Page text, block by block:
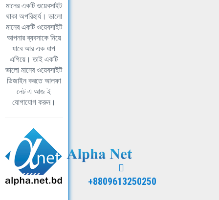
মানের একটি ওয়েবসাইট
থাকা অপরিহার্য। ভালো
মানের একটি ওয়েবসাইট
আপনার ব্যবসাকে নিয়ে
যাবে আর এক ধাপ
এগিয়ে। তাই একটি
ভালো মানের ওয়েবসাইট
ডিজাইন করতে আলফা
নেট এ আজ ই
যোগাযোগ করুন।
+8809613250250